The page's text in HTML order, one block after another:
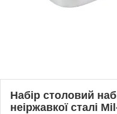
Набір столовий
неіржавкої сталі